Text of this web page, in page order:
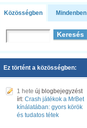
Közösségben Mindenben
Ez történt a közösségben:
1 hete új blogbejegyzést
írt: Crash játékok a MrBet
kínálatában: gyors körök
és tudatos tétek